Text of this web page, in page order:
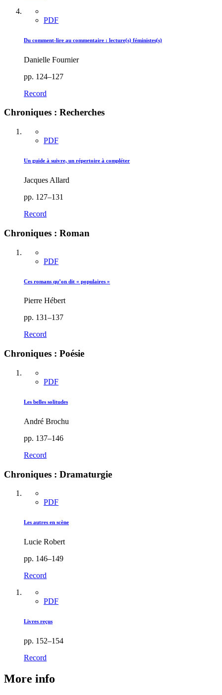
PDF
Du comment-lire au commentaire : lecture(s) féministes(s)
Danielle Fournier
pp. 124–127
Record
Chroniques : Recherches
PDF
Un guide à suivre, un répertoire à compléter
Jacques Allard
pp. 127–131
Record
Chroniques : Roman
PDF
Ces romans qu’on dit « populaires »
Pierre Hébert
pp. 131–137
Record
Chroniques : Poésie
PDF
Les belles solitudes
André Brochu
pp. 137–146
Record
Chroniques : Dramaturgie
PDF
Les autres en scène
Lucie Robert
pp. 146–149
Record
PDF
Livres reçus
pp. 152–154
Record
More info